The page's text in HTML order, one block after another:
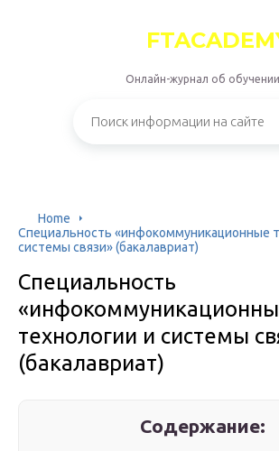
Онлайн-журнал об обучении
Home
Специальность «инфокоммуникационные
системы связи» (бакалавриат)
Специальность
технологии и системы
(бакалавриат)
Содержание: